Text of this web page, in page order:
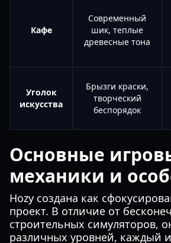
Кафе
Современный
шик, теплые
древесные тона
Уголок
искусства
Брызги краски,
творческий
беспорядок
Основные
механики и
Hozy создана как
проект. В отличие от
строительных симуляторов,
различных уровней, каждый